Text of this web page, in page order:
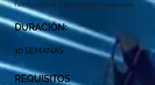
herramientas y tecnología necesarias.
DURACIÓN:
10 SEMANAS
REQUISITOS